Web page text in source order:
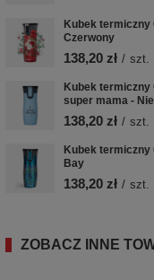
Kubek termiczny
Czerwony
138,20 zł / szt.
Kubek termiczny
super mama -
138,20 zł / szt.
Kubek termiczny
Bay
138,20 zł / szt.
ZOBACZ INNE